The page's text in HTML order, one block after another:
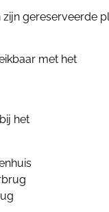
gereserveerde
met het
het